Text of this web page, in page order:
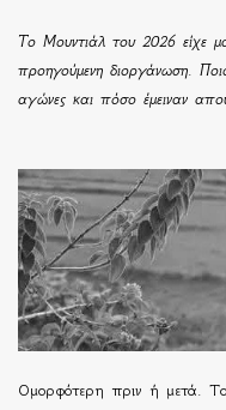
Το Μουντιάλ του 2026 είχε
προηγούμενη διοργάνωση.
αγώνες και πόσο έμειναν
Ομορφότερη πριν ή μετά. Το